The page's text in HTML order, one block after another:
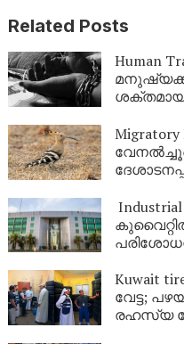
Related Posts
Human
Migratory
Kuwait
വേട്ട;
രഹസ്യ